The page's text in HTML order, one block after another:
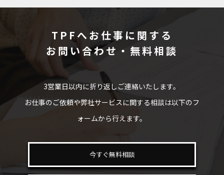
TPFへお仕事に関する
お問い合わせ・無料相談
3営業日以内に折り返しご連絡いたします。
お仕事のご依頼や弊社サービスに関する相談は以下のフ
ォームから行えます。
今すぐ無料相談